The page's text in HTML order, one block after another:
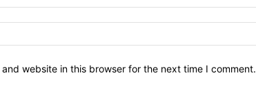
and website in this browser for the next time I comment.